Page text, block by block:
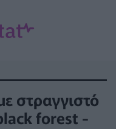
στραγγιστό
forest -